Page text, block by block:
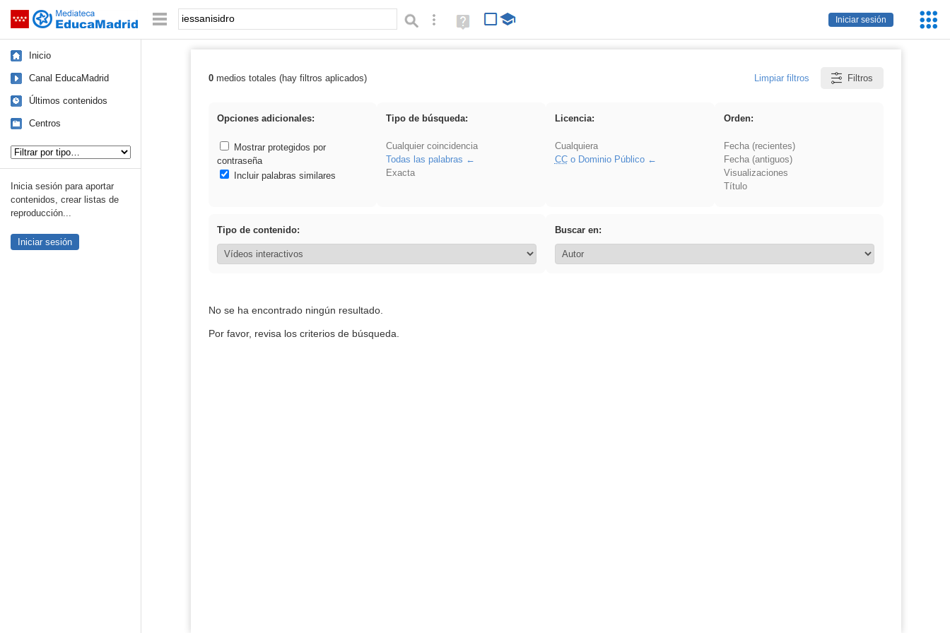
Saltar navegación
Iniciar sesión
Palabra o frase: Búsqueda avanzada
Ayuda
(en
Inicio
Canal EducaMadrid
Últimos contenidos
Centros
Inicia sesión para aportar
contenidos, crear listas de
reproducción...
Iniciar sesión
Resultados de: iessanisidro
0medios totales (hay filtros aplicados) Limpiar filtros Filtros
Opciones adicionales:
Mostrar protegidos por
contraseña
Incluir palabras similares
Tipo de búsqueda:
Cualquier coincidencia
Todas las palabras
Exacta
Licencia:
Cualquiera
CCo Dominio Público
Orden:
Fecha (recientes)
Fecha (antiguos)
Visualizaciones
Título
Tipo de contenido: Buscar en:
No se ha encontrado ningún resultado.
Por favor, revisa los criterios de búsqueda.